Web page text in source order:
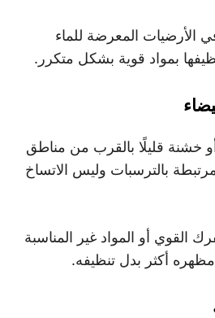
الأرضيات المعرضة للماء
بمواد قوية بشكل متكرر.
خشنة قليلًا بالقرب من مناطق
مرتبطة بالترسبات وليس الاتساخ
القوي أو المواد غير المناسبة
أكثر بدل تنظيفه.